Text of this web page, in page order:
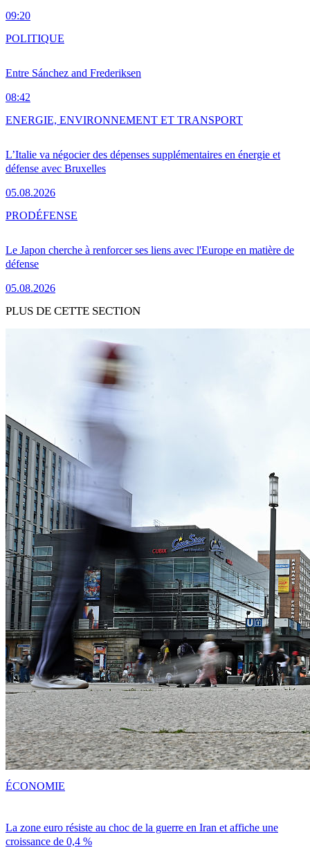
09:20
Entre Sánchez and Frederiksen
08:42
POLITIQUE
L’Italie va négocier des dépenses supplémentaires en énergie et
défense avec Bruxelles
05.08.2026
ENERGIE, ENVIRONNEMENT ET TRANSPORT
Le Japon cherche à renforcer ses liens avec l'Europe en matière de
défense
05.08.2026
PRODÉFENSE
PLUS DE CETTE SECTION
La zone euro résiste au choc de la guerre en Iran et affiche une
croissance de 0,4 %
ÉCONOMIE